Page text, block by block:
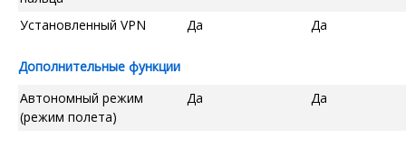
Установленный VPN Да Да
Дополнительные функции
Автономный режим
(режим полета)
Да Да